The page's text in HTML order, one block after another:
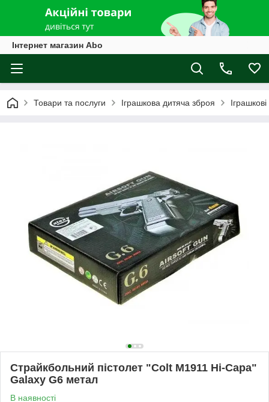
Інтернет магазин Abo
Товари та послуги Іграшкова дитяча зброя
Страйкбольний пістолет "Colt M1911 Hi-Capa"
Galaxy G6 метал
В наявності